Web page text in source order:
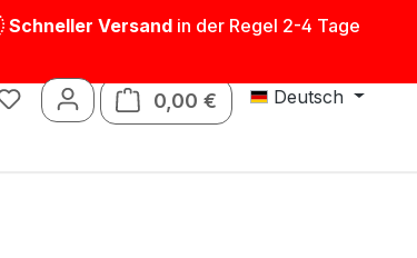
Schneller Versandin der Regel 2-4 Tage
0,00 € Warenkorb enthält 0
Deutsch
Ersatzteile